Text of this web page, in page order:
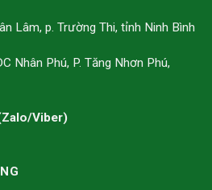
Lâm, p. Trường Thi, tỉnh Ninh Bình
Nhân Phú, P. Tăng Nhơn Phú,
Viber)